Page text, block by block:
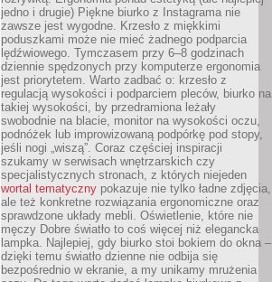
jedno i drugie) Piękne biurko z Instagrama nie
zawsze jest wygodne. Krzesło z miękkimi
poduszkami może nie mieć żadnego podparcia
lędźwiowego. Tymczasem przy 6–8 godzinach
dziennie spędzonych przy komputerze ergonomia
jest priorytetem. Warto zadbać o: krzesło z
regulacją wysokości i podparciem pleców, biurko na
takiej wysokości, by przedramiona leżały
swobodnie na blacie, monitor na wysokości oczu,
podnóżek lub improwizowaną podpórkę pod stopy,
jeśli nogi „wiszą”. Coraz częściej inspiracji
szukamy w serwisach wnętrzarskich czy
specjalistycznych stronach, z których niejeden
wortal tematyczny pokazuje nie tylko ładne zdjęcia,
ale też konkretne rozwiązania ergonomiczne oraz
sprawdzone układy mebli. Oświetlenie, które nie
męczy Dobre światło to coś więcej niż elegancka
lampka. Najlepiej, gdy biurko stoi bokiem do okna –
dzięki temu światło dzienne nie odbija się
bezpośrednio w ekranie, a my unikamy mrużenia